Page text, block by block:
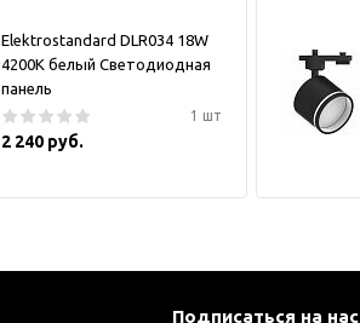
Elektrostandard DLR034 18W
4200K белый Светодиодная
панель
1 шт
2 240 руб.
Подписаться на нас